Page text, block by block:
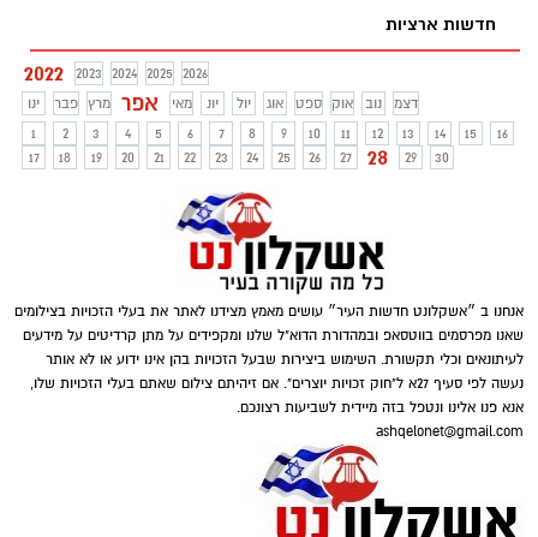
חדשות ארציות
2022 2023 2024 2025
2026
ינו
פבר מרץ אפר מאי יונ יול אוג ספט אוק נוב
דצמ
1
2 3 4 5 6 7 8 9 10 11 12 13 14 15
16
17
18 19 20 21 22 23 24 25 26 27 28 29 30
אנחנו ב ״אשקלונט חדשות העיר״ עושים מאמץ מצידנו לאתר את בעלי הזכויות בצילומים
שאנו מפרסמים בווטסאפ ובמהדורת הדוא"ל שלנו ומקפידים על מתן קרדיטים על מידעים
לעיתונאים וכלי תקשורת. השימוש ביצירות שבעל הזכויות בהן אינו ידוע או לא אותר
נעשה לפי סעיף 27א ל"חוק זכויות יוצרים". אם זיהיתם צילום שאתם בעלי הזכויות שלו,
אנא פנו אלינו ונטפל בזה מיידית לשביעות רצונכם.
ashqelonet@gmail.com